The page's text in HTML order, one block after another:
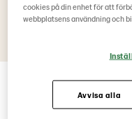
energioptimering,
Det har snart gått ett
Syd påbörjade ett
cookies på din enhet för att
webbplatsens användning och
Avvisa alla